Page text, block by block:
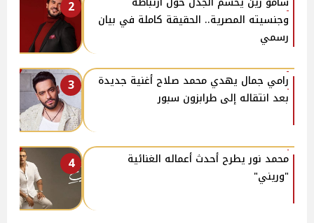
2
وجنسيته المصرية.. الحقيقة كاملة في بيان
رسمي
3
رامي جمال يهدي محمد صلاح أغنية جديدة
بعد انتقاله إلى طرابزون سبور
4
محمد نور يطرح أحدث أعماله الغنائية
"وريني"